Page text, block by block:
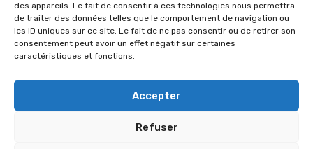
des appareils. Le fait de consentir à ces technologies nous permettra
de traiter des données telles que le comportement de navigation ou
les ID uniques sur ce site. Le fait de ne pas consentir ou de retirer son
consentement peut avoir un effet négatif sur certaines
caractéristiques et fonctions.
Accepter
Refuser